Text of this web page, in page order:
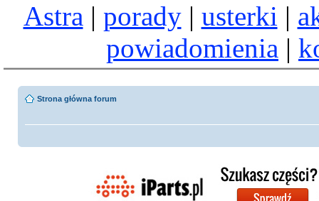
Astra | porady| usterki |
powiadomienia |
Strona główna forum